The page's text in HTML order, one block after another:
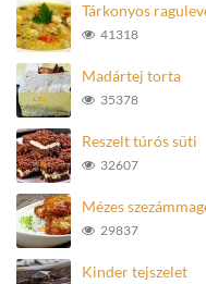
Tárkonyos
41318
Madártej torta
35378
Reszelt túrós süti
32607
Mézes
29837
Kinder tejszelet